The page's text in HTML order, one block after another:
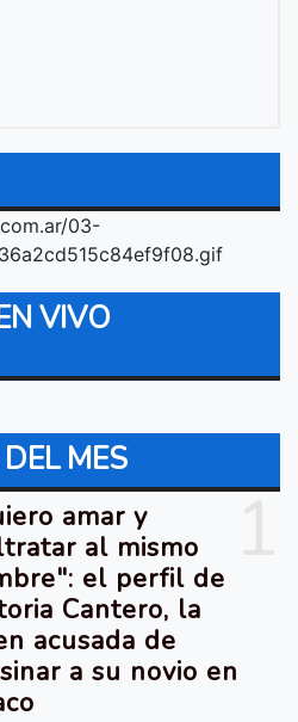
03-
VIVO
MES
amar y
al mismo
el perfil de
Cantero, la
acusada de
a su novio en